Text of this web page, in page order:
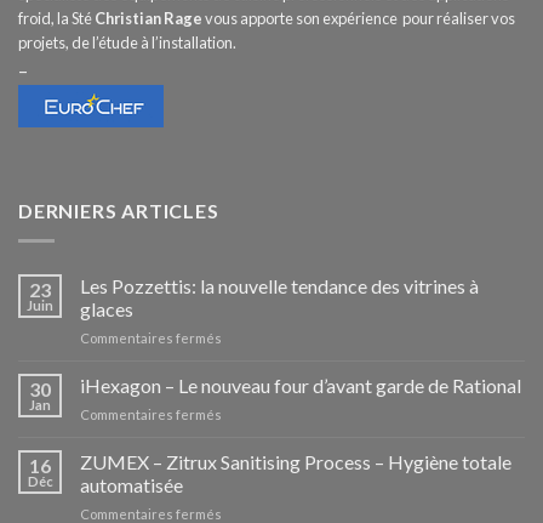
froid, la StéChristian Ragevous apporte son expérience pour réaliser vos
projets, de l’étude à l’installation.
–
DERNIERS ARTICLES
23
Juin
Les Pozzettis: la nouvelle tendance des vitrines à
glaces
Commentaires fermés
Pozzettis:
la
des
30
Jan
iHexagon – Le nouveau four d’avant garde de Rational
Commentaires fermés
–
Le
16
Déc
ZUMEX – Zitrux Sanitising Process – Hygiène totale
automatisée
Commentaires fermés